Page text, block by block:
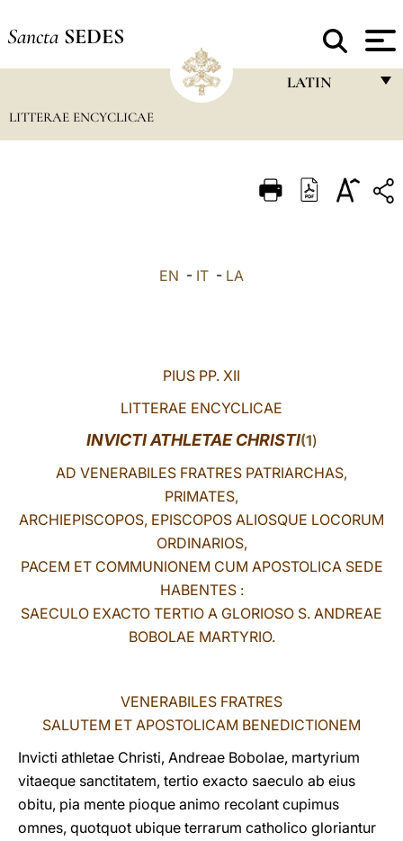
Sancta SEDES
LATIN
ITALIANO
LATINE
LITTERAE ENCYCLICAE
EN - IT - LA
PIUS PP. XII
LITTERAE ENCYCLICAE
INVICTI ATHLETAE CHRISTI(1)
AD VENERABILES FRATRES PATRIARCHAS,
PRIMATES,
ARCHIEPISCOPOS, EPISCOPOS ALIOSQUE LOCORUM
ORDINARIOS,
PACEM ET COMMUNIONEM CUM APOSTOLICA SEDE
HABENTES :
SAECULO EXACTO TERTIO A GLORIOSO S. ANDREAE
BOBOLAE MARTYRIO.
VENERABILES FRATRES
SALUTEM ET APOSTOLICAM BENEDICTIONEM
Invicti athletae Christi, Andreae Bobolae, martyrium
vitaeque sanctitatem, tertio exacto saeculo ab eius
obitu, pia mente pioque animo recolant cupimus
omnes, quotquot ubique terrarum catholico gloriantur